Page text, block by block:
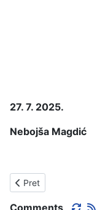
27. 7. 2025.
Nebojša Magdić
Prethodni članak: NA
Pret
Comments